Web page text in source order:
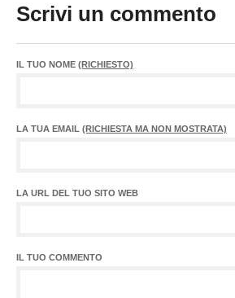
Scrivi un commento
IL TUO NOME (RICHIESTO)
LA TUA EMAIL (RICHIESTA MA NON MOSTRATA)
LA URL DEL TUO SITO WEB
IL TUO COMMENTO